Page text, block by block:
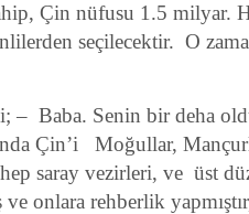
Çin nüfusu 1.5 milyar.
seçilecektir. O
Baba. Senin bir deha
Çin’i Moğullar,
saray vezirleri, ve üst
onlara rehberlik